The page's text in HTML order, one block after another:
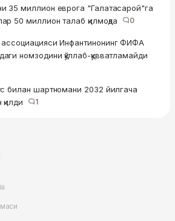
35 миллион еврога "Галатасарой"га
50 миллион талаб қилмоқда
0
ассоциацияси Инфантинонинг ФИФА
номзодини қўллаб-қувватламайди
билан шартномани 2032 йилгача
1